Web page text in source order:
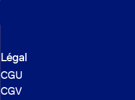
Légal
CGU
CGV